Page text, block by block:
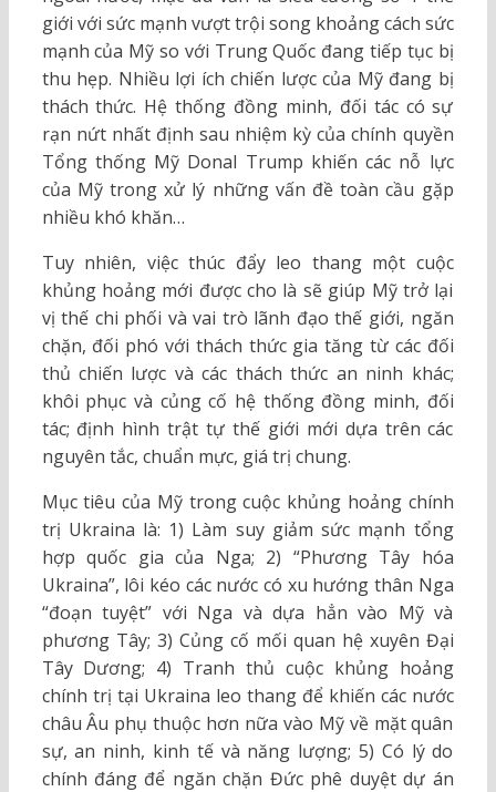
giới với sức mạnh vượt trội song khoảng cách sức
mạnh của Mỹ so với Trung Quốc đang tiếp tục bị
thu hẹp. Nhiều lợi ích chiến lược của Mỹ đang bị
thách thức. Hệ thống đồng minh, đối tác có sự
rạn nứt nhất định sau nhiệm kỳ của chính quyền
Tổng thống Mỹ Donal Trump khiến các nỗ lực
của Mỹ trong xử lý những vấn đề toàn cầu gặp
nhiều khó khăn…
Tuy nhiên, việc thúc đẩy leo thang một cuộc
khủng hoảng mới được cho là sẽ giúp Mỹ trở lại
vị thế chi phối và vai trò lãnh đạo thế giới, ngăn
chặn, đối phó với thách thức gia tăng từ các đối
thủ chiến lược và các thách thức an ninh khác;
khôi phục và củng cố hệ thống đồng minh, đối
tác; định hình trật tự thế giới mới dựa trên các
nguyên tắc, chuẩn mực, giá trị chung.
Mục tiêu của Mỹ trong cuộc khủng hoảng chính
trị Ukraina là: 1) Làm suy giảm sức mạnh tổng
hợp quốc gia của Nga; 2) “Phương Tây hóa
Ukraina”, lôi kéo các nước có xu hướng thân Nga
“đoạn tuyệt” với Nga và dựa hẳn vào Mỹ và
phương Tây; 3) Củng cố mối quan hệ xuyên Đại
Tây Dương; 4) Tranh thủ cuộc khủng hoảng
chính trị tại Ukraina leo thang để khiến các nước
châu Âu phụ thuộc hơn nữa vào Mỹ về mặt quân
sự, an ninh, kinh tế và năng lượng; 5) Có lý do
chính đáng để ngăn chặn Đức phê duyệt dự án